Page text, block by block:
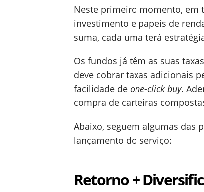
Neste primeiro momento, em
investimento e papeis de
suma, cada uma terá
Os fundos já têm as suas
deve cobrar taxas adicionais
facilidade de one-click buy.
compra de carteiras
Abaixo, seguem algumas das
lançamento do serviço:
Retorno +